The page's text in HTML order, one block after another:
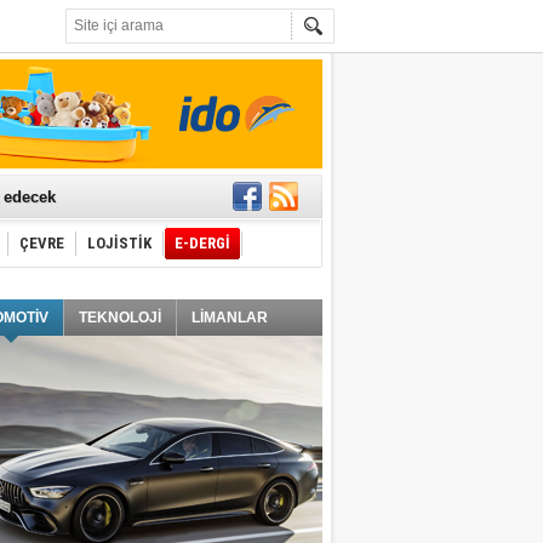
ÇEVRE LOJİSTİK E-DERGİ
TEKNOLOJİ LİMANLAR